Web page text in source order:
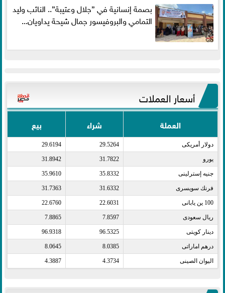
بصمة إنسانية في ”جلال وعتيبة”.. النائب وليد
التمامي والبروفيسور جمال شيحة يداويان...
أسعار العملات
العملة شراء بيع
دولار أمريكى​ 29.5264
29.6194
يورو​ 31.7822
31.8942
جنيه إسترلينى​ 35.8332
35.9610
فرنك سويسرى​ 31.6332
31.7363
100 ين يابانى​ 22.6031
22.6760
ريال سعودى​ 7.8597
7.8865
دينار كويتى​ 96.5325
96.9318
درهم اماراتى​ 8.0385
8.0645
اليوان الصينى​ 4.3734
4.3887